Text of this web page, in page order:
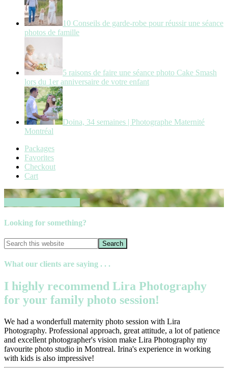
10 Conseils de garde-robe pour réussir une séance
photos de famille
5 raisons de faire une séance photo Cake Smash
lors du 1er anniversaire de votre enfant
Doina, 34 semaines | Photographe Maternité
Montréal
Packages
Favorites
Checkout
Cart
Looking for something?
What our clients are saying . . .
I highly recommend Lira Photography
for your family photo session!
We had a wonderfull maternity photo session with Lira
Photography. Professional approach, great attitude, a lot of patience
and excellent photographer's vision make Lira Photography my
favourite photo studio in Montreal. Irina's experience in working
with kids is also impressive!